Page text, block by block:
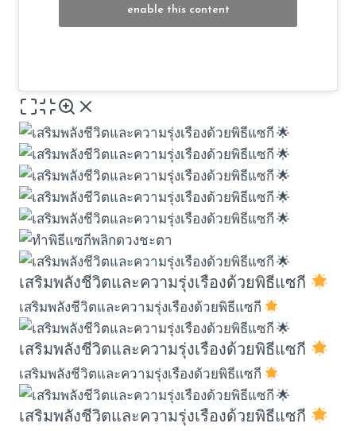
enable this content
เสริมพลังชีวิตและความรุ่งเรืองด้วยพิธีแซกี
เสริมพลังชีวิตและความรุ่งเรืองด้วยพิธีแซกี
เสริมพลังชีวิตและความรุ่งเรืองด้วยพิธีแซกี
เสริมพลังชีวิตและความรุ่งเรืองด้วยพิธีแซกี
เสริมพลังชีวิตและความรุ่งเรืองด้วยพิธีแซกี